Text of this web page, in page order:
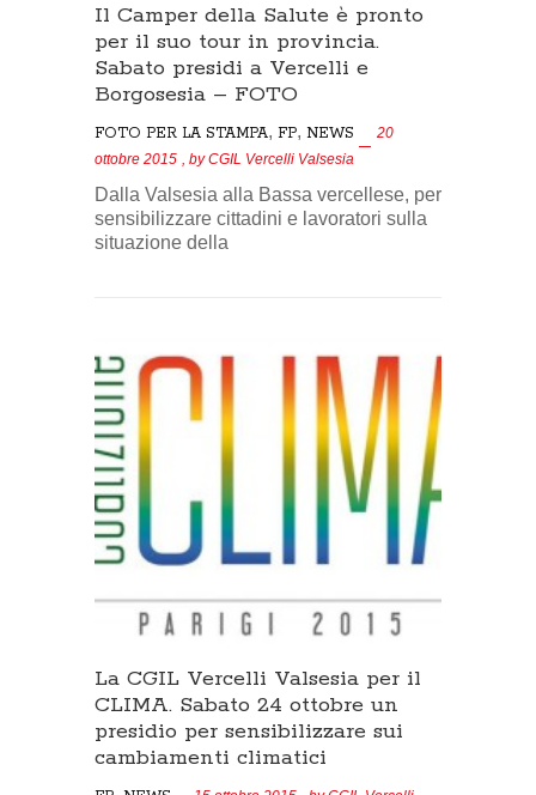
Il Camper della Salute è pronto
per il suo tour in provincia.
Sabato presidi a Vercelli e
Borgosesia – FOTO
FOTO PER LA STAMPA, FP, NEWS
20
ottobre 2015 , byCGIL Vercelli Valsesia
Dalla Valsesia alla Bassa vercellese, per
sensibilizzare cittadini e lavoratori sulla
situazione della
La CGIL Vercelli Valsesia per il
CLIMA. Sabato 24 ottobre un
presidio per sensibilizzare sui
cambiamenti climatici